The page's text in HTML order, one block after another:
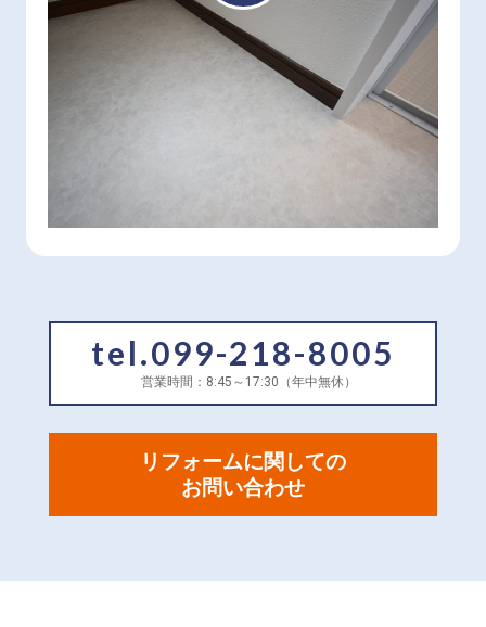
tel.099-218-8005
営業時間：8:45～17:30（年中無休）
リフォームに関しての
お問い合わせ